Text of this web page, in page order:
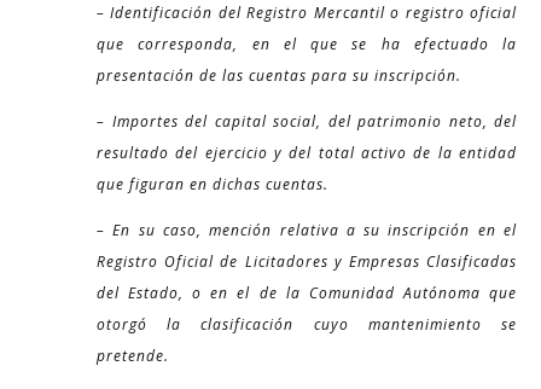
– Identificación del Registro Mercantil o registro oficial
que corresponda, en el que se ha efectuado la
presentación de las cuentas para su inscripción.
– Importes del capital social, del patrimonio neto, del
resultado del ejercicio y del total activo de la entidad
que figuran en dichas cuentas.
– En su caso, mención relativa a su inscripción en el
Registro Oficial de Licitadores y Empresas Clasificadas
del Estado, o en el de la Comunidad Autónoma que
otorgó la clasificación cuyo mantenimiento se
pretende.